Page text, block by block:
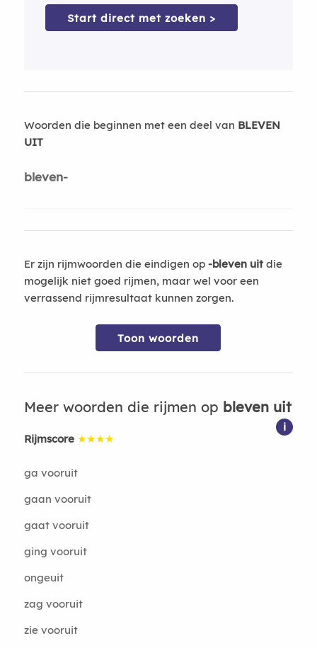
Start direct met zoeken >
Woorden die beginnen met een deel van BLEVEN
UIT
bleven-
Er zijn rijmwoorden die eindigen op -bleven uitdie
mogelijk niet goed rijmen, maar wel voor een
verrassend rijmresultaat kunnen zorgen.
Toon woorden
Meer woorden die rijmen op bleven uit
i
Rijmscore ★★★★
ga vooruit
gaan vooruit
gaat vooruit
ging vooruit
ongeuit
zag vooruit
zie vooruit